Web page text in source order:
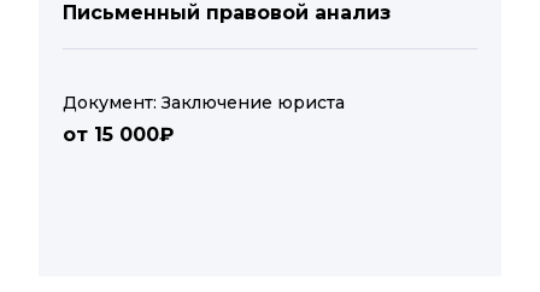
Письменный правовой анализ
Документ: Заключение юриста
от 15 000₽